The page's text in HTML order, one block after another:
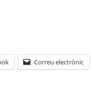
Correu electrònic